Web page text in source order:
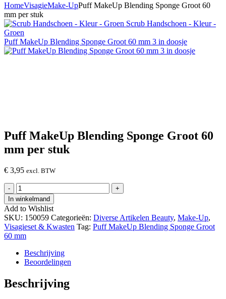
HomeVisagieMake-UpPuff MakeUp Blending Sponge Groot 60
mm per stuk
Scrub Handschoen - Kleur -
Groen
Puff MakeUp Blending Sponge Groot 60 mm 3 in doosje
Puff MakeUp Blending Sponge Groot 60
mm per stuk
€ 3,95 excl. BTW
-
Puff
MakeUp
Blending
Sponge
Groot
60
mm
per
stuk
hoeveelheid
+
In winkelmand
Add to Wishlist
SKU: 150059 Categorieën: Diverse Artikelen Beauty, Make-Up,
Visagieset & Kwasten Tag: Puff MakeUp Blending Sponge Groot
60 mm
Beschrijving
Beoordelingen
Beschrijving